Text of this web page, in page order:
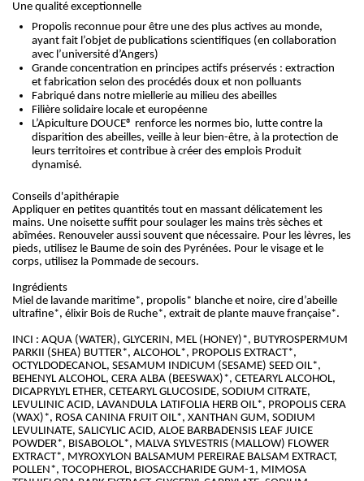
Une qualité exceptionnelle
Propolis reconnue pour être une des plus actives au monde,
ayant fait l’objet de publications scientifiques (en collaboration
avec l’université d’Angers)
Grande concentration en principes actifs préservés : extraction
et fabrication selon des procédés doux et non polluants
Fabriqué dans notre miellerie au milieu des abeilles
Filière solidaire locale et européenne
L’Apiculture DOUCE® renforce les normes bio, lutte contre la
disparition des abeilles, veille à leur bien-être, à la protection de
leurs territoires et contribue à créer des emplois Produit
dynamisé.
Conseils d'apithérapie
Appliquer en petites quantités tout en massant délicatement les
mains. Une noisette suffit pour soulager les mains très sèches et
abîmées. Renouveler aussi souvent que nécessaire. Pour les lèvres, les
pieds, utilisez le Baume de soin des Pyrénées. Pour le visage et le
corps, utilisez la Pommade de secours.
Ingrédients
Miel de lavande maritime*, propolis* blanche et noire, cire d’abeille
ultrafine*, élixir Bois de Ruche*, extrait de plante mauve française*.
INCI : AQUA (WATER), GLYCERIN, MEL (HONEY)*, BUTYROSPERMUM
PARKII (SHEA) BUTTER*, ALCOHOL*, PROPOLIS EXTRACT*,
OCTYLDODECANOL, SESAMUM INDICUM (SESAME) SEED OIL*,
BEHENYL ALCOHOL, CERA ALBA (BEESWAX)*, CETEARYL ALCOHOL,
DICAPRYLYL ETHER, CETEARYL GLUCOSIDE, SODIUM CITRATE,
LEVULINIC ACID, LAVANDULA LATIFOLIA HERB OIL*, PROPOLIS CERA
(WAX)*, ROSA CANINA FRUIT OIL*, XANTHAN GUM, SODIUM
LEVULINATE, SALICYLIC ACID, ALOE BARBADENSIS LEAF JUICE
POWDER*, BISABOLOL*, MALVA SYLVESTRIS (MALLOW) FLOWER
EXTRACT*, MYROXYLON BALSAMUM PEREIRAE BALSAM EXTRACT,
POLLEN*, TOCOPHEROL, BIOSACCHARIDE GUM-1, MIMOSA